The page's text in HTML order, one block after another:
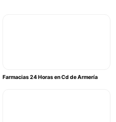
Farmacias 24 Horas en Cd de Armería